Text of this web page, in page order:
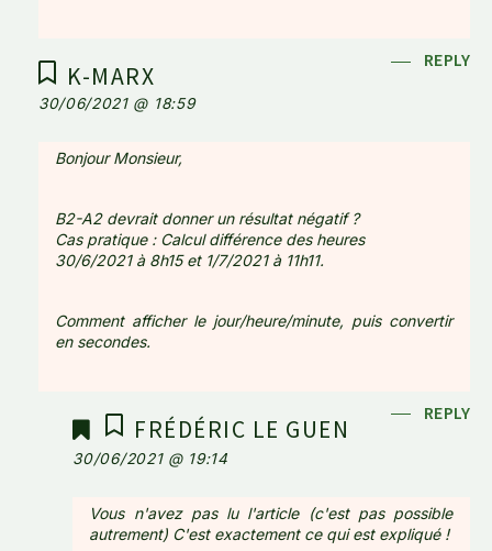
K-MARX
30/06/2021 @ 18:59
Bonjour Monsieur,
B2-A2 devrait donner un résultat négatif ?
Cas pratique : Calcul différence des heures
30/6/2021 à 8h15 et 1/7/2021 à 11h11.
Comment afficher le jour/heure/minute, puis convertir
en secondes.
REPLY
FRÉDÉRIC LE GUEN
30/06/2021 @ 19:14
Vous n'avez pas lu l'article (c'est pas possible
autrement) C'est exactement ce qui est expliqué !
REPLY